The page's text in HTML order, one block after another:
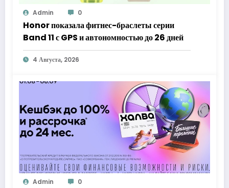
Admin 0
Honor показала фитнес-браслеты серии
Band 11 с GPS и автономностью до 26 дней
4 Августа, 2026
Admin 0